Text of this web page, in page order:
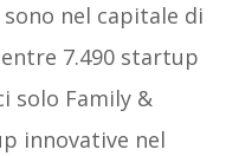
nel capitale di
7.490 startup
solo Family &
innovative nel